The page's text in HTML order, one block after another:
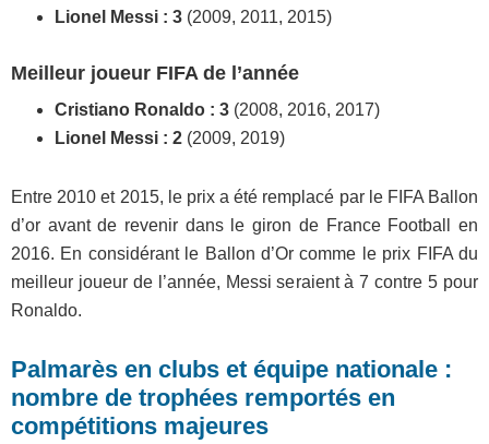
Lionel Messi : 3 (2009, 2011, 2015)
Meilleur joueur FIFA de l’année
Cristiano Ronaldo : 3 (2008, 2016, 2017)
Lionel Messi : 2 (2009, 2019)
Entre 2010 et 2015, le prix a été remplacé par le FIFA Ballon
d’or avant de revenir dans le giron de France Football en
2016. En considérant le Ballon d’Or comme le prix FIFA du
meilleur joueur de l’année, Messi seraient à 7 contre 5 pour
Ronaldo.
Palmarès en clubs et équipe nationale :
nombre de trophées remportés en
compétitions majeures